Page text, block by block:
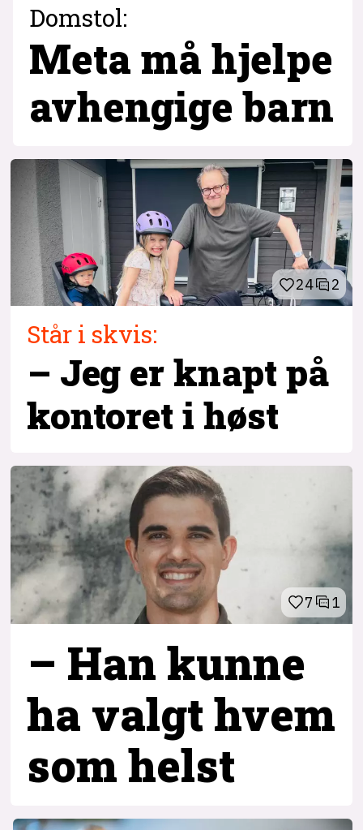
Domstol:
Meta må hjelpe
avhengige barn
24 2
Står i skvis:
– Jeg er knapt på
kontoret i høst
7 1
– Han kunne
ha valgt hvem
som helst